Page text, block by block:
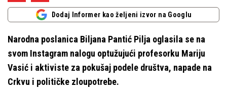
Dodaj Informer kao željeni izvor na Googlu
Narodna poslanica Biljana Pantić Pilja oglasila se na
svom Instagram nalogu optužujući profesorku Mariju
Vasić i aktiviste za pokušaj podele društva, napade na
Crkvu i političke zloupotrebe.